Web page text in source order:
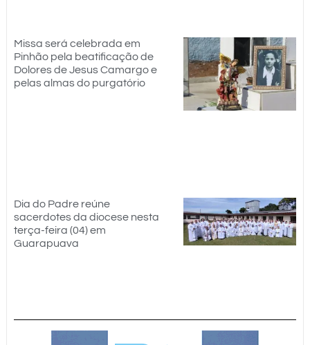
Missa será celebrada em
Pinhão pela beatificação de
Dolores de Jesus Camargo e
pelas almas do purgatório
Dia do Padre reúne
sacerdotes da diocese nesta
terça-feira (04) em
Guarapuava